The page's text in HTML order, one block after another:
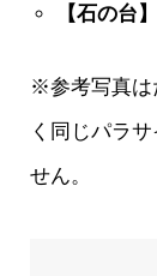
【石の台
※参考写真は
く同じパラ
せん。